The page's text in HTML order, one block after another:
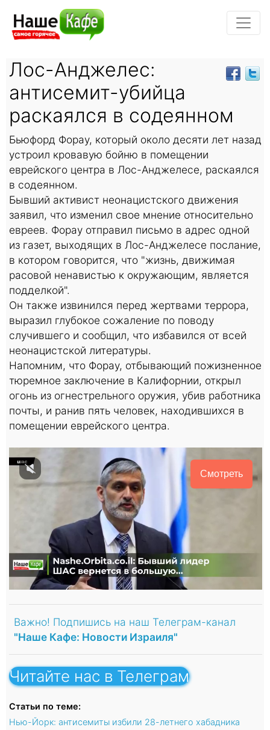
Лос-Анджелес:
антисемит-убийца
раскаялся в содеянном
Бьюфорд Форау, который около десяти лет назад
устроил кровавую бойню в помещении
еврейского центра в Лос-Анджелесе, раскаялся
в содеянном.
Бывший активист неонацистского движения
заявил, что изменил свое мнение относительно
евреев. Форау отправил письмо в адрес одной
из газет, выходящих в Лос-Анджелесе послание,
в котором говорится, что "жизнь, движимая
расовой ненавистью к окружающим, является
подделкой".
Он также извинился перед жертвами террора,
выразил глубокое сожаление по поводу
случившего и сообщил, что избавился от всей
неонацистской литературы.
Напомним, что Форау, отбывающий пожизненное
тюремное заключение в Калифорнии, открыл
огонь из огнестрельного оружия, убив работника
почты, и ранив пять человек, находившихся в
помещении еврейского центра.
Смотреть
Важно! Подпишись на наш Телеграм-канал
"Наше Кафе: Новости Израиля"
Читайте нас в Телеграм
Статьи по теме:
Нью-Йорк: антисемиты избили 28-летнего хабадника